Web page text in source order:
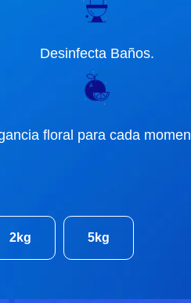
Desinfecta Baños.
floral para cada
2kg 5kg